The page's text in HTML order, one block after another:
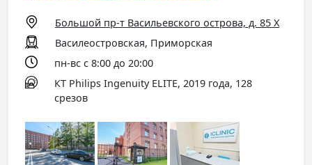
Большой пр-т Васильевского острова, д. 85 Х
Василеостровская, Приморская
пн-вс с 8:00 до 20:00
КТ Philips Ingenuity ELITE, 2019 года, 128
срезов